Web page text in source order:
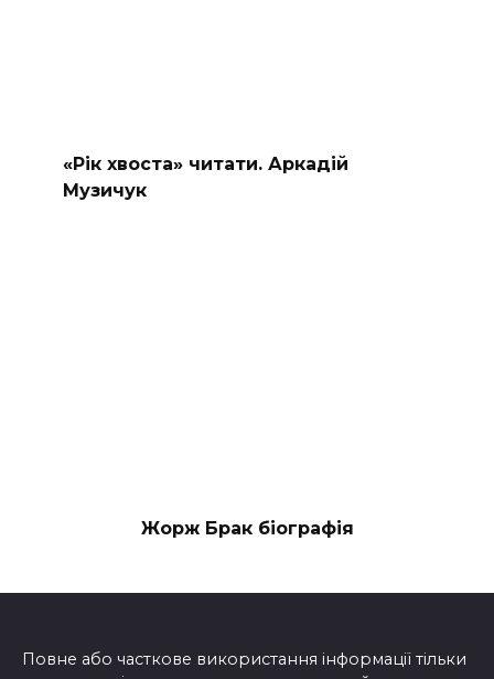
«Рік хвоста» читати. Аркадій
Музичук
Жорж Брак біографія
Повне або часткове використання інформації тільки